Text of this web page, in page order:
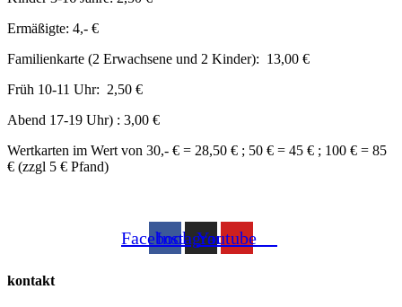
Ermäßigte: 4,- €
Familienkarte (2 Erwachsene und 2 Kinder): 13,00 €
Früh 10-11 Uhr: 2,50 €
Abend 17-19 Uhr) : 3,00 €
Wertkarten im Wert von 30,- € = 28,50 € ; 50 € = 45 € ; 100 € = 85
€ (zzgl 5 € Pfand)
FacebookInstagram
Youtube
kontakt